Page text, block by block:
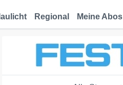
Regional Meine Abos